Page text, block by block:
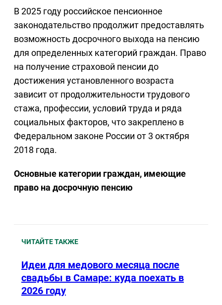
В 2025 году российское пенсионное
законодательство продолжит предоставлять
возможность досрочного выхода на пенсию
для определенных категорий граждан. Право
на получение страховой пенсии до
достижения установленного возраста
зависит от продолжительности трудового
стажа, профессии, условий труда и ряда
социальных факторов, что закреплено в
Федеральном законе России от 3 октября
2018 года.
Основные категории граждан, имеющие
право на досрочную пенсию
ЧИТАЙТЕ ТАКЖЕ
Идеи для медового месяца после
свадьбы в Самаре: куда поехать в
2026 году